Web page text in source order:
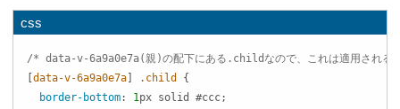
css
/* data-v-6a9a0e7a(親)の配下にある.childなので、これは適用され
[data-v-6a9a0e7a] .child
{
border-bottom: 1px solid #ccc;